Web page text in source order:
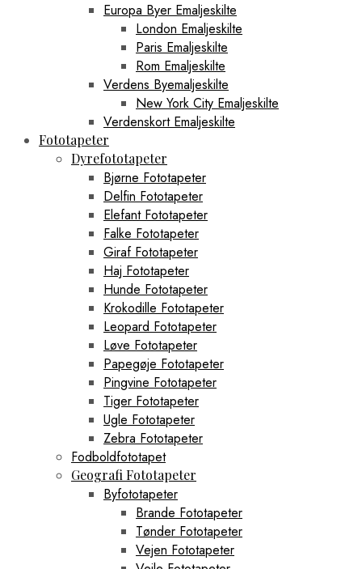
Europa Byer Emaljeskilte
London Emaljeskilte
Paris Emaljeskilte
Rom Emaljeskilte
Verdens Byemaljeskilte
New York City Emaljeskilte
Verdenskort Emaljeskilte
Fototapeter
Dyrefototapeter
Bjørne Fototapeter
Delfin Fototapeter
Elefant Fototapeter
Falke Fototapeter
Giraf Fototapeter
Haj Fototapeter
Hunde Fototapeter
Krokodille Fototapeter
Leopard Fototapeter
Løve Fototapeter
Papegøje Fototapeter
Pingvine Fototapeter
Tiger Fototapeter
Ugle Fototapeter
Zebra Fototapeter
Fodboldfototapet
Geografi Fototapeter
Byfototapeter
Brande Fototapeter
Tønder Fototapeter
Vejen Fototapeter